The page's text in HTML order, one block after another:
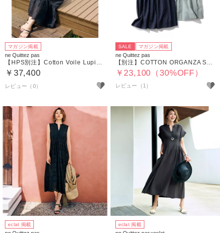
マガジン掲載
ne Quittez pas
【HPS別注】Cotton Voile Lupine Cifre Long Sleeve Dress
￥37,400
SALE マガジン掲載
ne Quittez pas
【別注】COTTON ORGANZA SLEEVELESS DRESS
￥23,100（30%OFF）
レビュー（1）
eclat 掲載 eclat 掲載